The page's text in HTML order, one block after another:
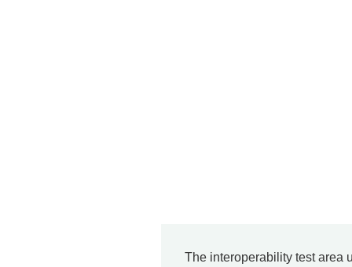
The interoperability test area